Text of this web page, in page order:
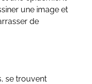
une image et
de
se trouvent